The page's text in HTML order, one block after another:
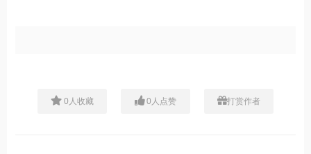
0 人收藏 0 人点赞 打赏作者